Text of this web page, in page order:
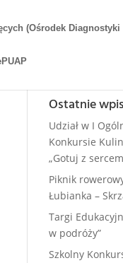
(Ośrodek Diagnostyki
Ostatnie
Udział w I
Konkursie
„Gotuj z
Piknik
Łubianka –
Targi
w podróży”
Szkolny